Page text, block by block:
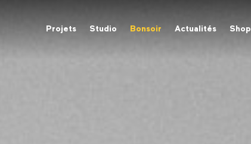
Projets Studio Bonsoir Actualités Shop